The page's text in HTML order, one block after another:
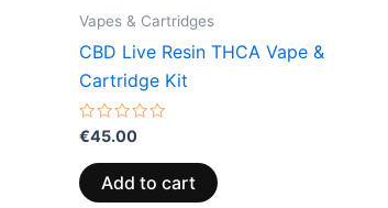
Vapes & Cartridges
CBD Live Resin THCA Vape &
Cartridge Kit
Rated
0
out
of
5
€45.00
Add to cart